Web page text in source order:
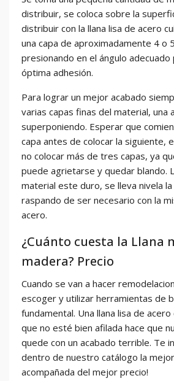
distribuir, se coloca sobre la
distribuir con la llana lisa de acero
una capa de aproximadamente 4 o
presionando en el ángulo adecuado
óptima adhesión.
Para lograr un mejor acabado
varias capas finas del material, una
superponiendo. Esperar que
capa antes de colocar la siguiente,
no colocar más de tres capas, ya
puede agrietarse y quedar blando.
material este duro, se lleva nivela
raspando de ser necesario con la
acero.
¿Cuánto cuesta la Llana
madera? Precio
Cuando se van a hacer
escoger y utilizar herramientas de
fundamental. Una llana lisa de
que no esté bien afilada hace que
quede con un acabado terrible. Te
dentro de nuestro catálogo la
acompañada del mejor precio!